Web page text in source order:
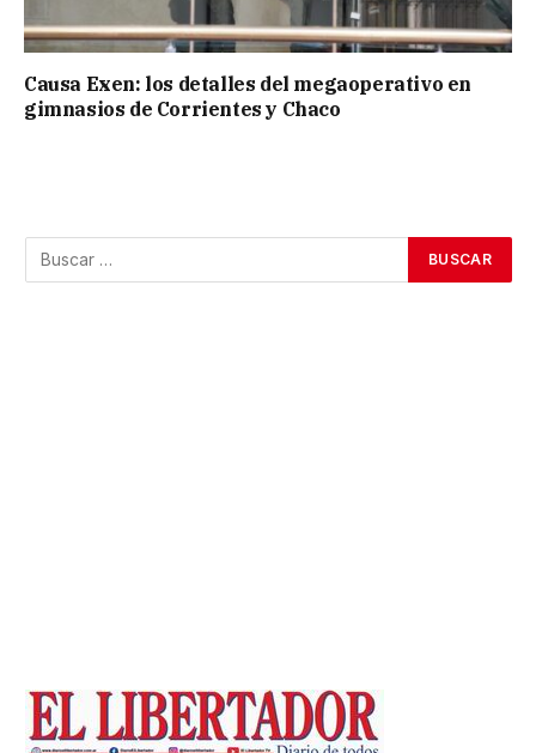
Causa Exen: los detalles del megaoperativo en
gimnasios de Corrientes y Chaco